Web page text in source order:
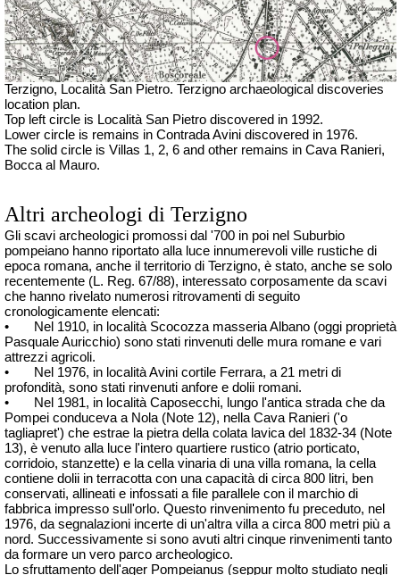
Terzigno, Località San Pietro. Terzigno archaeological discoveries
location plan.
Top left circle is Località San Pietro discovered in 1992.
Lower circle is remains in Contrada Avini discovered in 1976.
The solid circle is Villas 1, 2, 6 and other remains in Cava Ranieri,
Bocca al Mauro.
Altri archeologi di Terzigno
Gli scavi archeologici promossi dal '700 in poi nel Suburbio
pompeiano hanno riportato alla luce innumerevoli ville rustiche di
epoca romana, anche il territorio di Terzigno, è stato, anche se solo
recentemente (L. Reg. 67/88), interessato corposamente da scavi
che hanno rivelato numerosi ritrovamenti di seguito
cronologicamente elencati:
•
Nel 1910, in località Scocozza masseria Albano (oggi proprietà
Pasquale Auricchio) sono stati rinvenuti delle mura romane e vari
attrezzi agricoli.
•
Nel 1976, in località Avini cortile Ferrara, a 21 metri di
profondità, sono stati rinvenuti anfore e dolii romani.
•
Nel 1981, in località Caposecchi, lungo l'antica strada che da
Pompei conduceva a Nola (Note 12), nella Cava Ranieri ('o
tagliapret') che estrae la pietra della colata lavica del 1832-34 (Note
13), è venuto alla luce l'intero quartiere rustico (atrio porticato,
corridoio, stanzette) e la cella vinaria di una villa romana, la cella
contiene dolii in terracotta con una capacità di circa 800 litri, ben
conservati, allineati e infossati a file parallele con il marchio di
fabbrica impresso sull'orlo. Questo rinvenimento fu preceduto, nel
1976, da segnalazioni incerte di un'altra villa a circa 800 metri più a
nord. Successivamente si sono avuti altri cinque rinvenimenti tanto
da formare un vero parco archeologico.
Lo sfruttamento dell'ager Pompeianus (seppur molto studiato negli